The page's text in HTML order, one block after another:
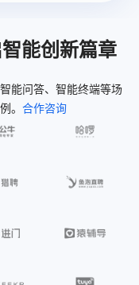
能创新篇章
能问答、智能终端等场
。 合作咨询